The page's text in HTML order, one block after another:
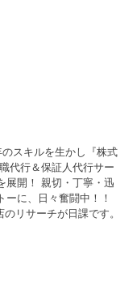
スキルを生かし『株式
代行＆保証人代行サー
展開！ 親切・丁寧・迅
に、日々奮闘中！！
リサーチが日課です。